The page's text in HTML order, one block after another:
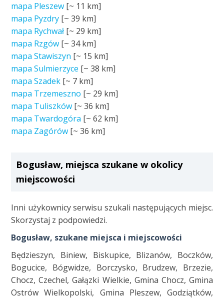
mapa Pleszew [~ 11 km]
mapa Pyzdry [~39 km]
mapa Rychwał [~ 29 km]
mapa Rzgów [~34 km]
mapa Stawiszyn [~ 15 km]
mapa Sulmierzyce [~38 km]
mapa Szadek [~ 7 km]
mapa Trzemeszno [~ 29 km]
mapa Tuliszków [~36 km]
mapa Twardogóra [~62 km]
mapa Zagórów [~36 km]
Bogusław, miejsca szukane w okolicy
miejscowości
Inni użykownicy serwisu szukali następujących miejsc.
Skorzystaj z podpowiedzi.
Bogusław, szukane miejsca i miejscowości
Będzieszyn, Biniew, Biskupice, Blizanów, Boczków,
Bogucice, Bógwidze, Borczysko, Brudzew, Brzezie,
Chocz, Czechel, Gałązki Wielkie, Gmina Chocz, Gmina
Ostrów Wielkopolski, Gmina Pleszew, Godziątków,